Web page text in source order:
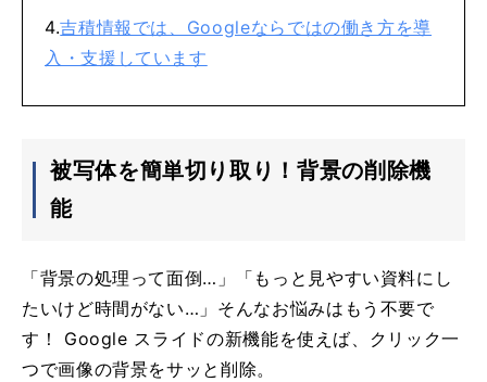
吉積情報では、Googleならではの働き方を導
入・支援しています
被写体を簡単切り取り！背景の削除機
能
「背景の処理って面倒…」「もっと見やすい資料にし
たいけど時間がない…」そんなお悩みはもう不要で
す！ Google スライドの新機能を使えば、クリック一
つで画像の背景をサッと削除。